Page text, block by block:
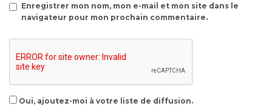
Enregistrer mon nom, mon e-mail et mon site dans le
navigateur pour mon prochain commentaire.
Oui, ajoutez-moi à votre liste de diffusion.